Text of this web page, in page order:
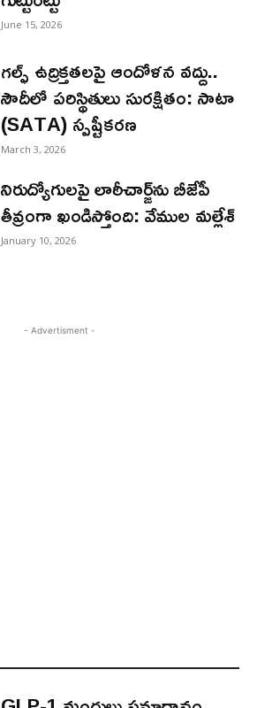
June 15, 2026
గల్ఫ్ ఉద్రిక్తతలపై ఆందోళన వద్దు..
సౌదీలో పరిస్థితులు సురక్షితం: సాటా
(SATA) స్పష్టీకరణ
March 3, 2026
నిరుద్యోగులపై లాఠీచార్జ్‌ను బీజేపీ
తీవ్రంగా ఖండిస్తోంది: వేముల మల్లేశ్
January 10, 2026
- Advertisment -